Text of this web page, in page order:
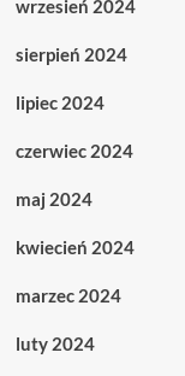
wrzesień 2024
sierpień 2024
lipiec 2024
czerwiec 2024
maj 2024
kwiecień 2024
marzec 2024
luty 2024